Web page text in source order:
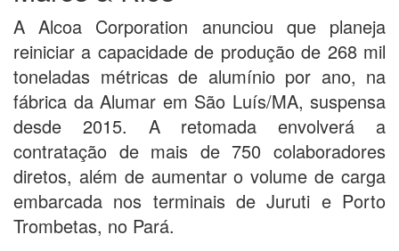
A Alcoa Corporation anunciou que planeja
reiniciar a capacidade de produção de 268 mil
toneladas métricas de alumínio por ano, na
fábrica da Alumar em São Luís/MA, suspensa
desde 2015. A retomada envolverá a
contratação de mais de 750 colaboradores
diretos, além de aumentar o volume de carga
embarcada nos terminais de Juruti e Porto
Trombetas, no Pará.